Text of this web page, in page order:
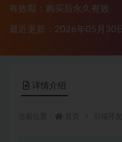
有效期：购买后永久有效
最近更新：2026年05月30日
详情介绍